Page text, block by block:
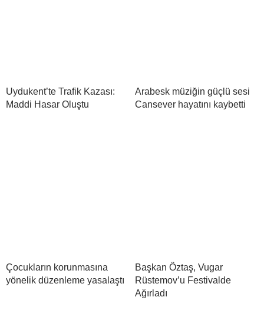
Uydukent’te Trafik Kazası:
Maddi Hasar Oluştu
Arabesk müziğin güçlü sesi
Cansever hayatını kaybetti
Çocukların korunmasına
yönelik düzenleme yasalaştı
Başkan Öztaş, Vugar
Rüstemov’u Festivalde
Ağırladı